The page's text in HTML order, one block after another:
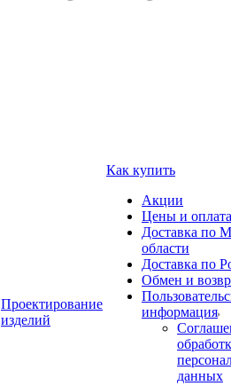
Проектирование
изделий
Как купить
Акции
Цены и оплата
Доставка по
области
Доставка по
Обмен и
информация
данных